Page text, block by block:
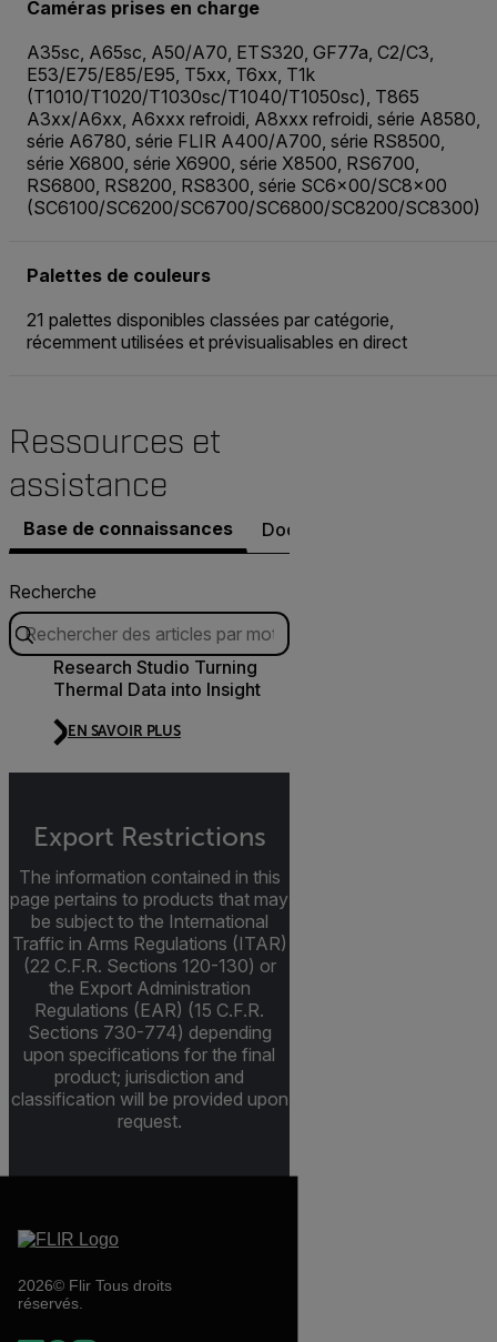
Caméras prises en charge
A35sc, A65sc, A50/A70, ETS320, GF77a, C2/C3,
E53/E75/E85/E95, T5xx, T6xx, T1k
(T1010/T1020/T1030sc/T1040/T1050sc), T865
A3xx/A6xx, A6xxx refroidi, A8xxx refroidi, série A8580,
série A6780, série FLIR A400/A700, série RS8500,
série X6800, série X6900, série X8500, RS6700,
RS6800, RS8200, RS8300, série SC6x00/SC8x00
(SC6100/SC6200/SC6700/SC6800/SC8200/SC8300)
Palettes de couleurs
21 palettes disponibles classées par catégorie,
récemment utilisées et prévisualisables en direct
Ressources et
assistance
Base de connaissances Documents
Recherche
Research Studio Turning
Thermal Data into Insight
EN SAVOIR PLUS
Export Restrictions
The information contained in this
page pertains to products that may
be subject to the International
Traffic in Arms Regulations (ITAR)
(22 C.F.R. Sections 120-130) or
the Export Administration
Regulations (EAR) (15 C.F.R.
Sections 730-774) depending
upon specifications for the final
product; jurisdiction and
classification will be provided upon
request.
2026© Flir Tous droits
réservés.